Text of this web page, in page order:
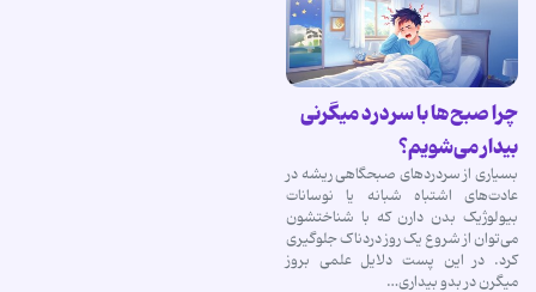
چرا صبح‌ها با سردرد میگرنی
بیدار می‌شویم؟
بسیاری از سردردهای صبحگاهی ریشه در
عادت‌های اشتباه شبانه یا نوسانات
بیولوژیک بدن دارن که با شناختشون
می‌توان از شروع یک روز دردناک جلوگیری
کرد. در این پست دلایل علمی بروز
میگرن در بدو بیداری…